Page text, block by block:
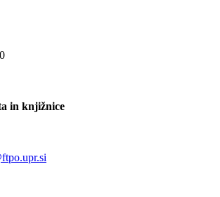
in knjižnice